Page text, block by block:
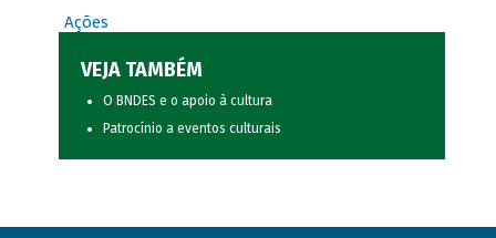
Ações
VEJA TAMBÉM
O BNDES e o apoio à cultura
Patrocínio a eventos culturais